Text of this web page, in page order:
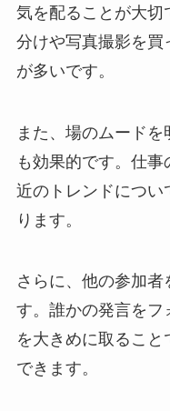
気を配ることが大切
分けや写真撮影を買
が多いです。
また、場のムード
も効果的です。仕
近のトレンドについ
ります。
さらに、他の参加
す。誰かの発言をフ
を大きめに取るこ
できます。